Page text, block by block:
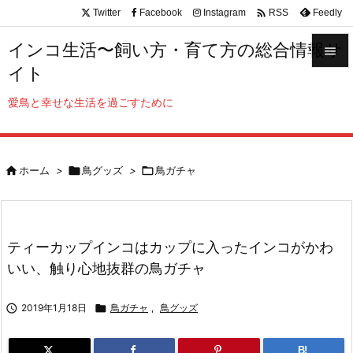
インコ生活〜飼い方・育て方の総合情報サ
イト
愛鳥と幸せな生活を過ごすために

サイド


Twitter Facebook Instagram  RSS Feedly
ホーム > 鳥グッズ > 鳥ガチャ
ティーカップインコはカップに入ったインコがかわ
いい、触り心地抜群の鳥ガチャ
 2019年1月18日  鳥ガチャ , 鳥グッズ
B!